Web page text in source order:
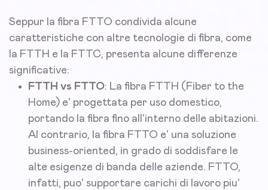
Seppur la fibra FTTO condivida alcune
caratteristiche con altre tecnologie di fibra, come
la FTTH e la FTTC, presenta alcune differenze
significative:
FTTH vs FTTO: La fibra FTTH (Fiber to the
Home) e' progettata per uso domestico,
portando la fibra fino all'interno delle abitazioni.
Al contrario, la fibra FTTO e' una soluzione
business-oriented, in grado di soddisfare le
alte esigenze di banda delle aziende. FTTO,
infatti, puo' supportare carichi di lavoro piu'